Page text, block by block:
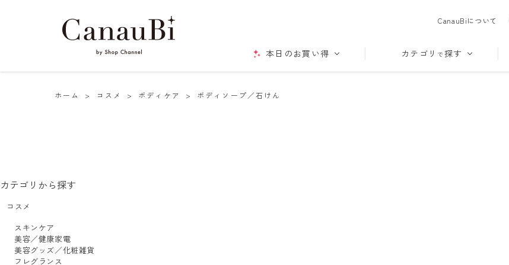
CanauBiについて
本日のお買い得 カテゴリ で探す
ホーム > コスメ > ボディケア > ボディソープ／石けん
カテゴリから探す
コスメ
スキンケア
美容／健康家電
美容グッズ／化粧雑貨
フレグランス